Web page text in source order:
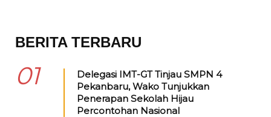
BERITA TERBARU
01
Delegasi IMT-GT Tinjau SMPN 4
Pekanbaru, Wako Tunjukkan
Penerapan Sekolah Hijau
Percontohan Nasional